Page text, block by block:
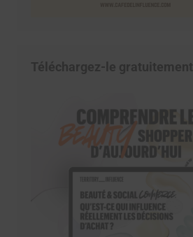
Téléchargez-le gratuitement